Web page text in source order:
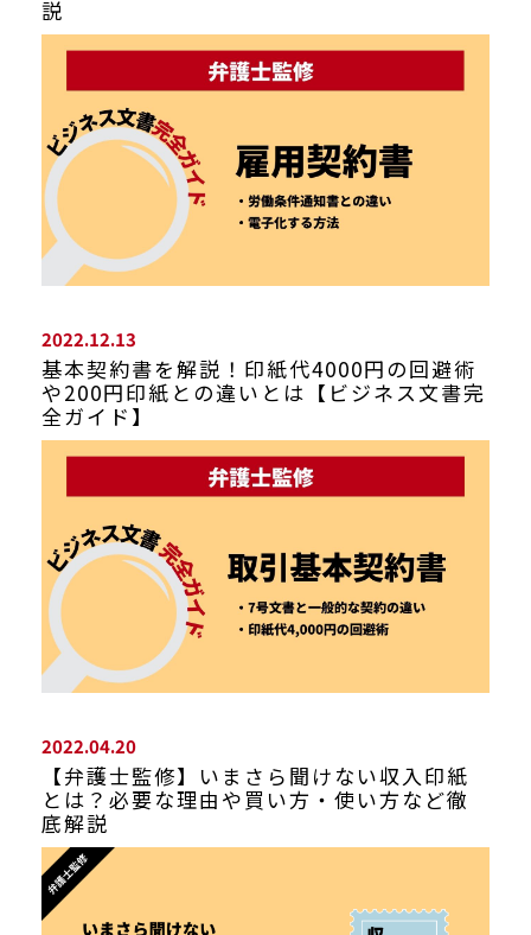
説
2022.12.13
基本契約書を解説！印紙代4000円の回避術
や200円印紙との違いとは【ビジネス文書完
全ガイド】
2022.04.20
【弁護士監修】いまさら聞けない収入印紙
とは？必要な理由や買い方・使い方など徹
底解説